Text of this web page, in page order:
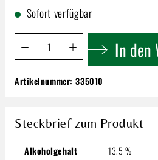
Sofort verfügbar
Produkt Anzahl: Gib denIn den
Speri Ripasso
16,99 €
(22,65 € / 1 Liter)
Preise inkl. MwSt. zzgl. Versandkosten
Artikelnummer:335010
Steckbrief zum Produkt
Alkoholgehalt
13.5 %